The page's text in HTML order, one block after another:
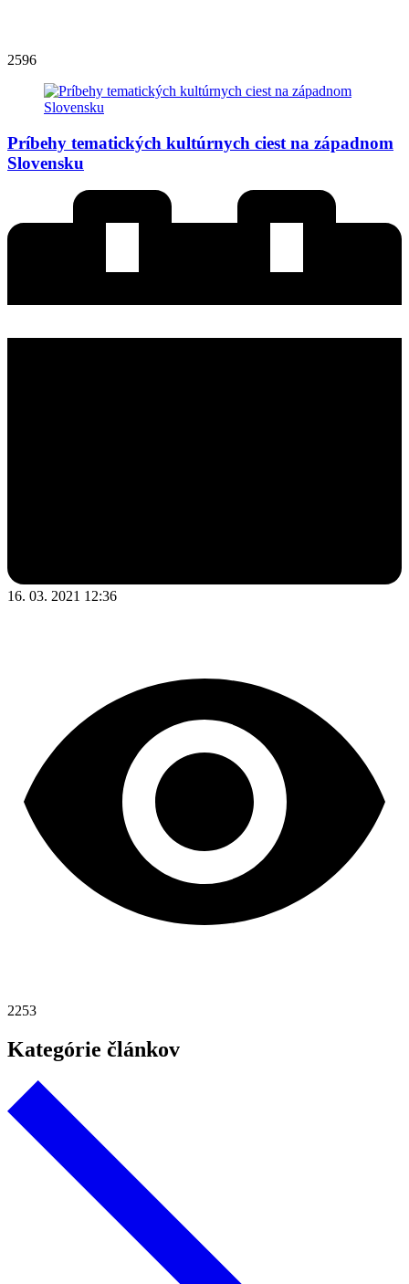
2596
Príbehy tematických kultúrnych ciest na západnom
Slovensku
16. 03. 2021 12:36
2253
Kategórie článkov